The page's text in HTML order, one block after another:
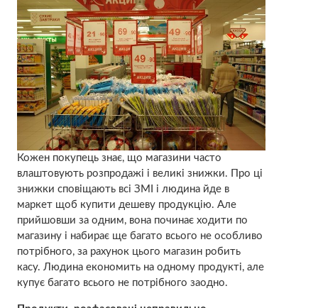
Кожен покупець знає, що магазини часто
влаштовують розпродажі і великі знижки. Про ці
знижки сповіщають всі ЗМІ і людина йде в
маркет щоб купити дешеву продукцію. Але
прийшовши за одним, вона починає ходити по
магазину і набирає ще багато всього не особливо
потрібного, за рахунок цього магазин робить
касу. Людина економить на одному продукті, але
купує багато всього не потрібного заодно.